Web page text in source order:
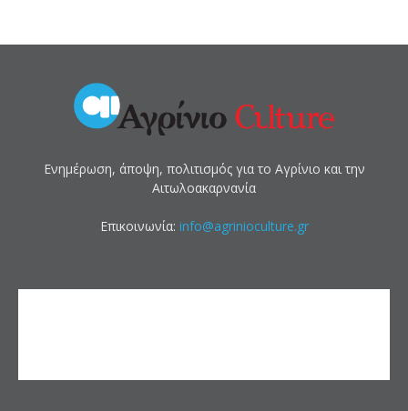
Ενημέρωση, άποψη, πολιτισμός για το Αγρίνιο και την
Αιτωλοακαρνανία
Επικοινωνία: info@agrinioculture.gr